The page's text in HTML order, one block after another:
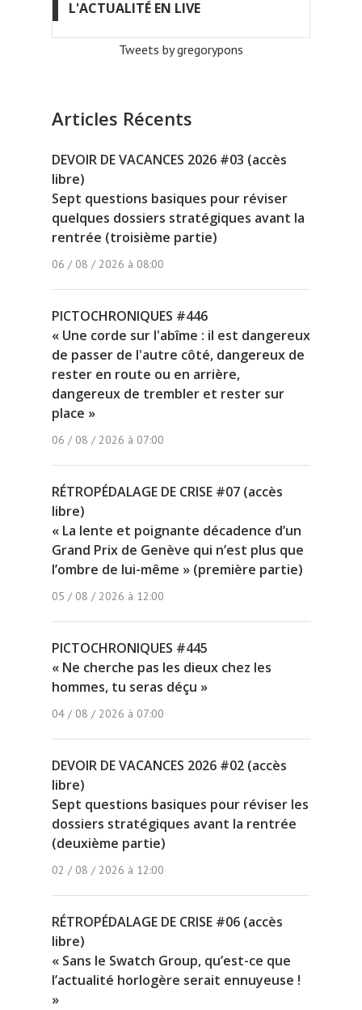
L'ACTUALITÉ EN LIVE
Tweets by gregorypons
Articles Récents
DEVOIR DE VACANCES 2026 #03 (accès
libre)
Sept questions basiques pour réviser
quelques dossiers stratégiques avant la
rentrée (troisième partie)
06 / 08 / 2026 à 08:00
PICTOCHRONIQUES #446
« Une corde sur l'abîme : il est dangereux
de passer de l'autre côté, dangereux de
rester en route ou en arrière,
dangereux de trembler et rester sur
place »
06 / 08 / 2026 à 07:00
RÉTROPÉDALAGE DE CRISE #07 (accès
libre)
« La lente et poignante décadence d’un
Grand Prix de Genève qui n’est plus que
l’ombre de lui-même » (première partie)
05 / 08 / 2026 à 12:00
PICTOCHRONIQUES #445
« Ne cherche pas les dieux chez les
hommes, tu seras déçu »
04 / 08 / 2026 à 07:00
DEVOIR DE VACANCES 2026 #02 (accès
libre)
Sept questions basiques pour réviser les
dossiers stratégiques avant la rentrée
(deuxième partie)
02 / 08 / 2026 à 12:00
RÉTROPÉDALAGE DE CRISE #06 (accès
libre)
« Sans le Swatch Group, qu’est-ce que
l’actualité horlogère serait ennuyeuse !
»